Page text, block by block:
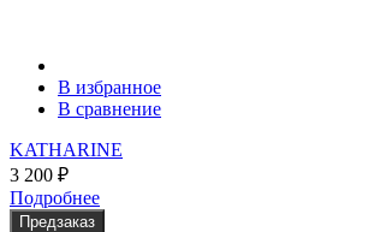
В избранное
В сравнение
KATHARINE
3 200 ₽
Подробнее
Предзаказ